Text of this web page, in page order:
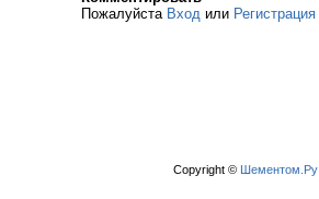
Пожалуйста Вход или Регистрация
Copyright © Шементом.Ру